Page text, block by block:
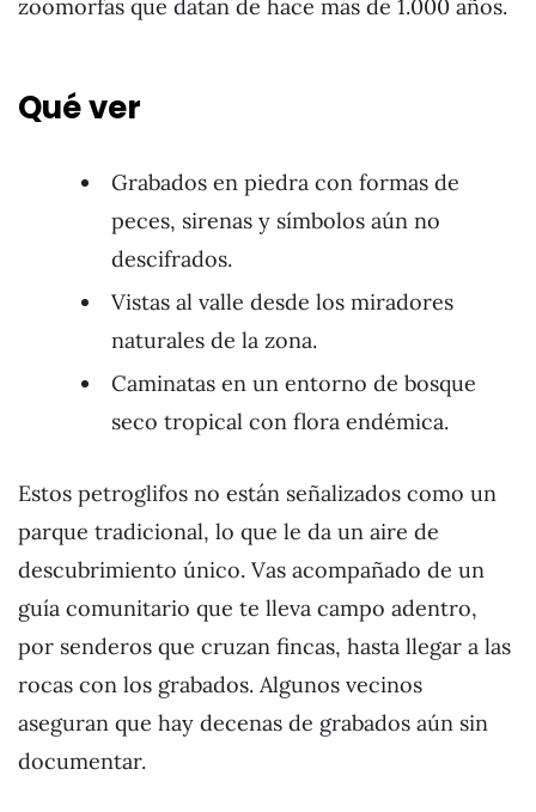
zoomorfas que datan de hace más de 1.000 años.
Qué ver
Grabados en piedra con formas de
peces, sirenas y símbolos aún no
descifrados.
Vistas al valle desde los miradores
naturales de la zona.
Caminatas en un entorno de bosque
seco tropical con flora endémica.
Estos petroglifos no están señalizados como un
parque tradicional, lo que le da un aire de
descubrimiento único. Vas acompañado de un
guía comunitario que te lleva campo adentro,
por senderos que cruzan fincas, hasta llegar a las
rocas con los grabados. Algunos vecinos
aseguran que hay decenas de grabados aún sin
documentar.